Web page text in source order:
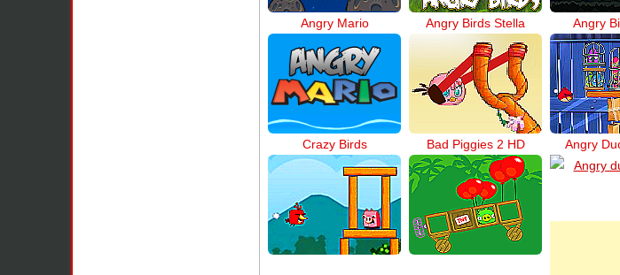
Angry Mario Angry Birds Stella Angry
Crazy Birds Bad Piggies 2 HD Angry